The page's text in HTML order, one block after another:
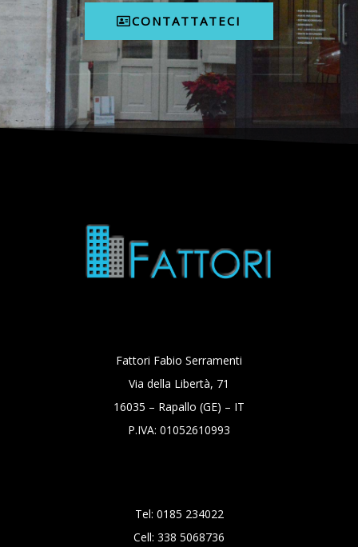
CONTATTATECI
Fattori Fabio Serramenti
Via della Libertà, 71
16035 – Rapallo (GE) – IT
P.IVA: 01052610993
Tel: 0185 234022
Cell: 338 5068736